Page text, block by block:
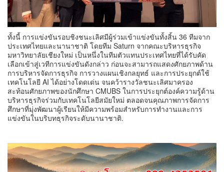
ทั้งนี้ การแข่งขันรอบชิงชนะเลิศมีผู้ร่วมเข้าแข่งขันทั้งสิ้น 36 ทีมจาก
ประเทศไทยและนานาชาติ โดยทีม Saturn จากคณะบริหารธุรกิจ
มหาวิทยาลัยเชียงใหม่ เป็นหนึ่งในทีมตัวแทนประเทศไทยที่ได้รับคัด
เลือกเข้าสู่เวทีการแข่งขันดังกล่าว ก่อนจะสามารถแสดงศักยภาพด้าน
การบริหารจัดการธุรกิจ การวางแผนเชิงกลยุทธ์ และการประยุกต์ใช้
เทคโนโลยี AI ได้อย่างโดดเด่น จนคว้ารางวัลชนะเลิศมาครอง
สะท้อนศักยภาพของนักศึกษา CMUBS ในการประยุกต์องค์ความรู้ด้าน
บริหารธุรกิจร่วมกับเทคโนโลยีสมัยใหม่ ตลอดจนคุณภาพการจัดการ
ศึกษาที่มุ่งพัฒนาผู้เรียนให้มีความพร้อมสำหรับการทำงานและการ
แข่งขันในบริบทธุรกิจระดับนานาชาติ.